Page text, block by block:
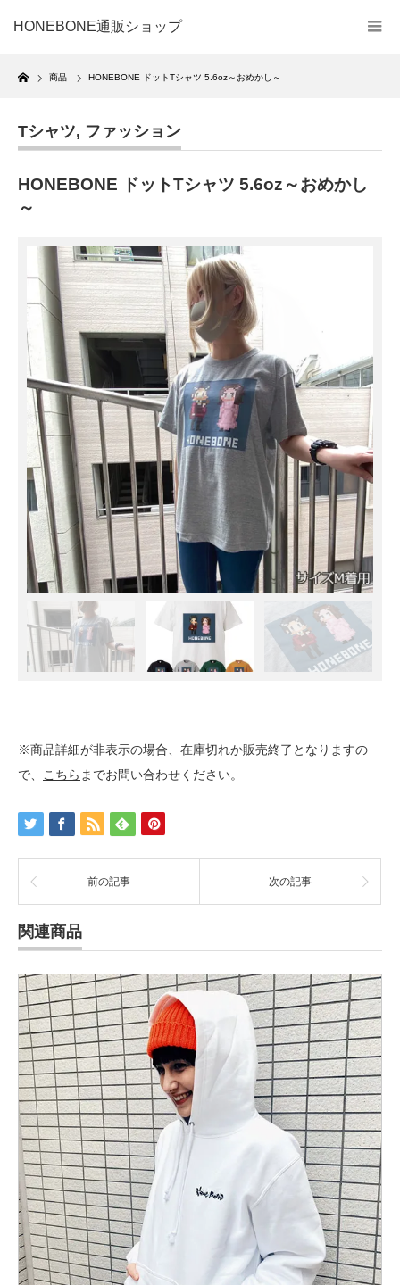
HONEBONE通販ショップ
Home
商品 HONEBONE ドットTシャツ 5.6oz～おめかし～
Tシャツ, ファッション
HONEBONE ドットTシャツ 5.6oz～おめかし
～
※商品詳細が非表示の場合、在庫切れか販売終了となりますの
で、 こちら までお問い合わせください。
前の記事 次の記事
関連商品